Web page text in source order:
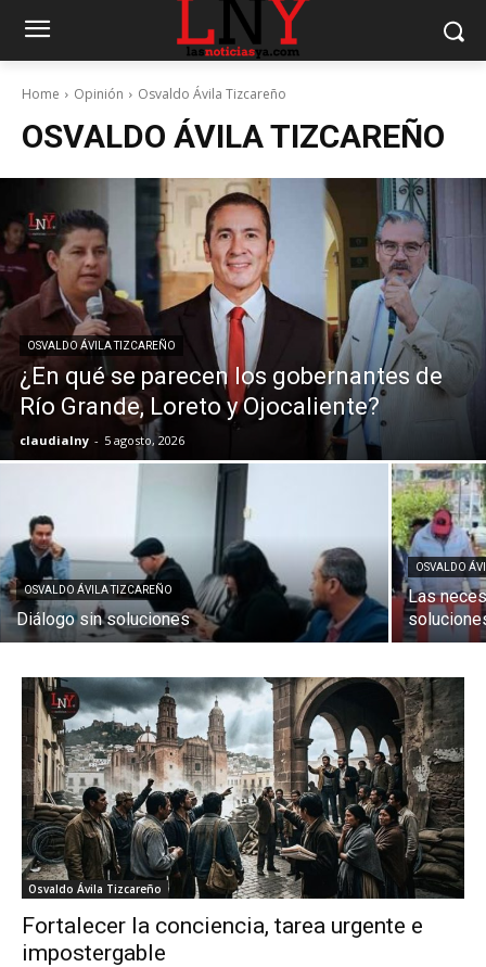
Home Opinión Osvaldo Ávila Tizcareño
OSVALDO ÁVILA TIZCAREÑO
OSVALDO ÁVILA TIZCAREÑO
¿En qué se parecen los gobernantes de
Río Grande, Loreto y Ojocaliente?
claudialny - 5 agosto, 2026
OSVALDO ÁVILA TIZCAREÑO
Diálogo sin soluciones
OSVALDO
Las
Osvaldo Ávila Tizcareño
Fortalecer la conciencia, tarea urgente e
impostergable